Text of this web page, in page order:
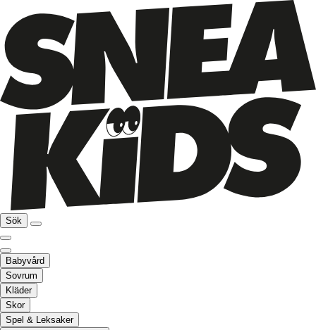
Sök
Babyvård
Sovrum
Kläder
Skor
Spel & Leksaker